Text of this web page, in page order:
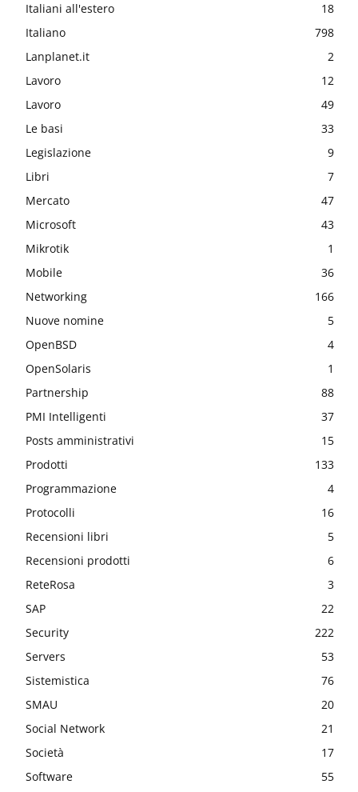
Italiani all'estero
18
Italiano
798
Lanplanet.it
2
Lavoro
12
Lavoro
49
Le basi
33
Legislazione
9
Libri
7
Mercato
47
Microsoft
43
Mikrotik
1
Mobile
36
Networking
166
Nuove nomine
5
OpenBSD
4
OpenSolaris
1
Partnership
88
PMI Intelligenti
37
Posts amministrativi
15
Prodotti
133
Programmazione
4
Protocolli
16
Recensioni libri
5
Recensioni prodotti
6
ReteRosa
3
SAP
22
Security
222
Servers
53
Sistemistica
76
SMAU
20
Social Network
21
Società
17
Software
55